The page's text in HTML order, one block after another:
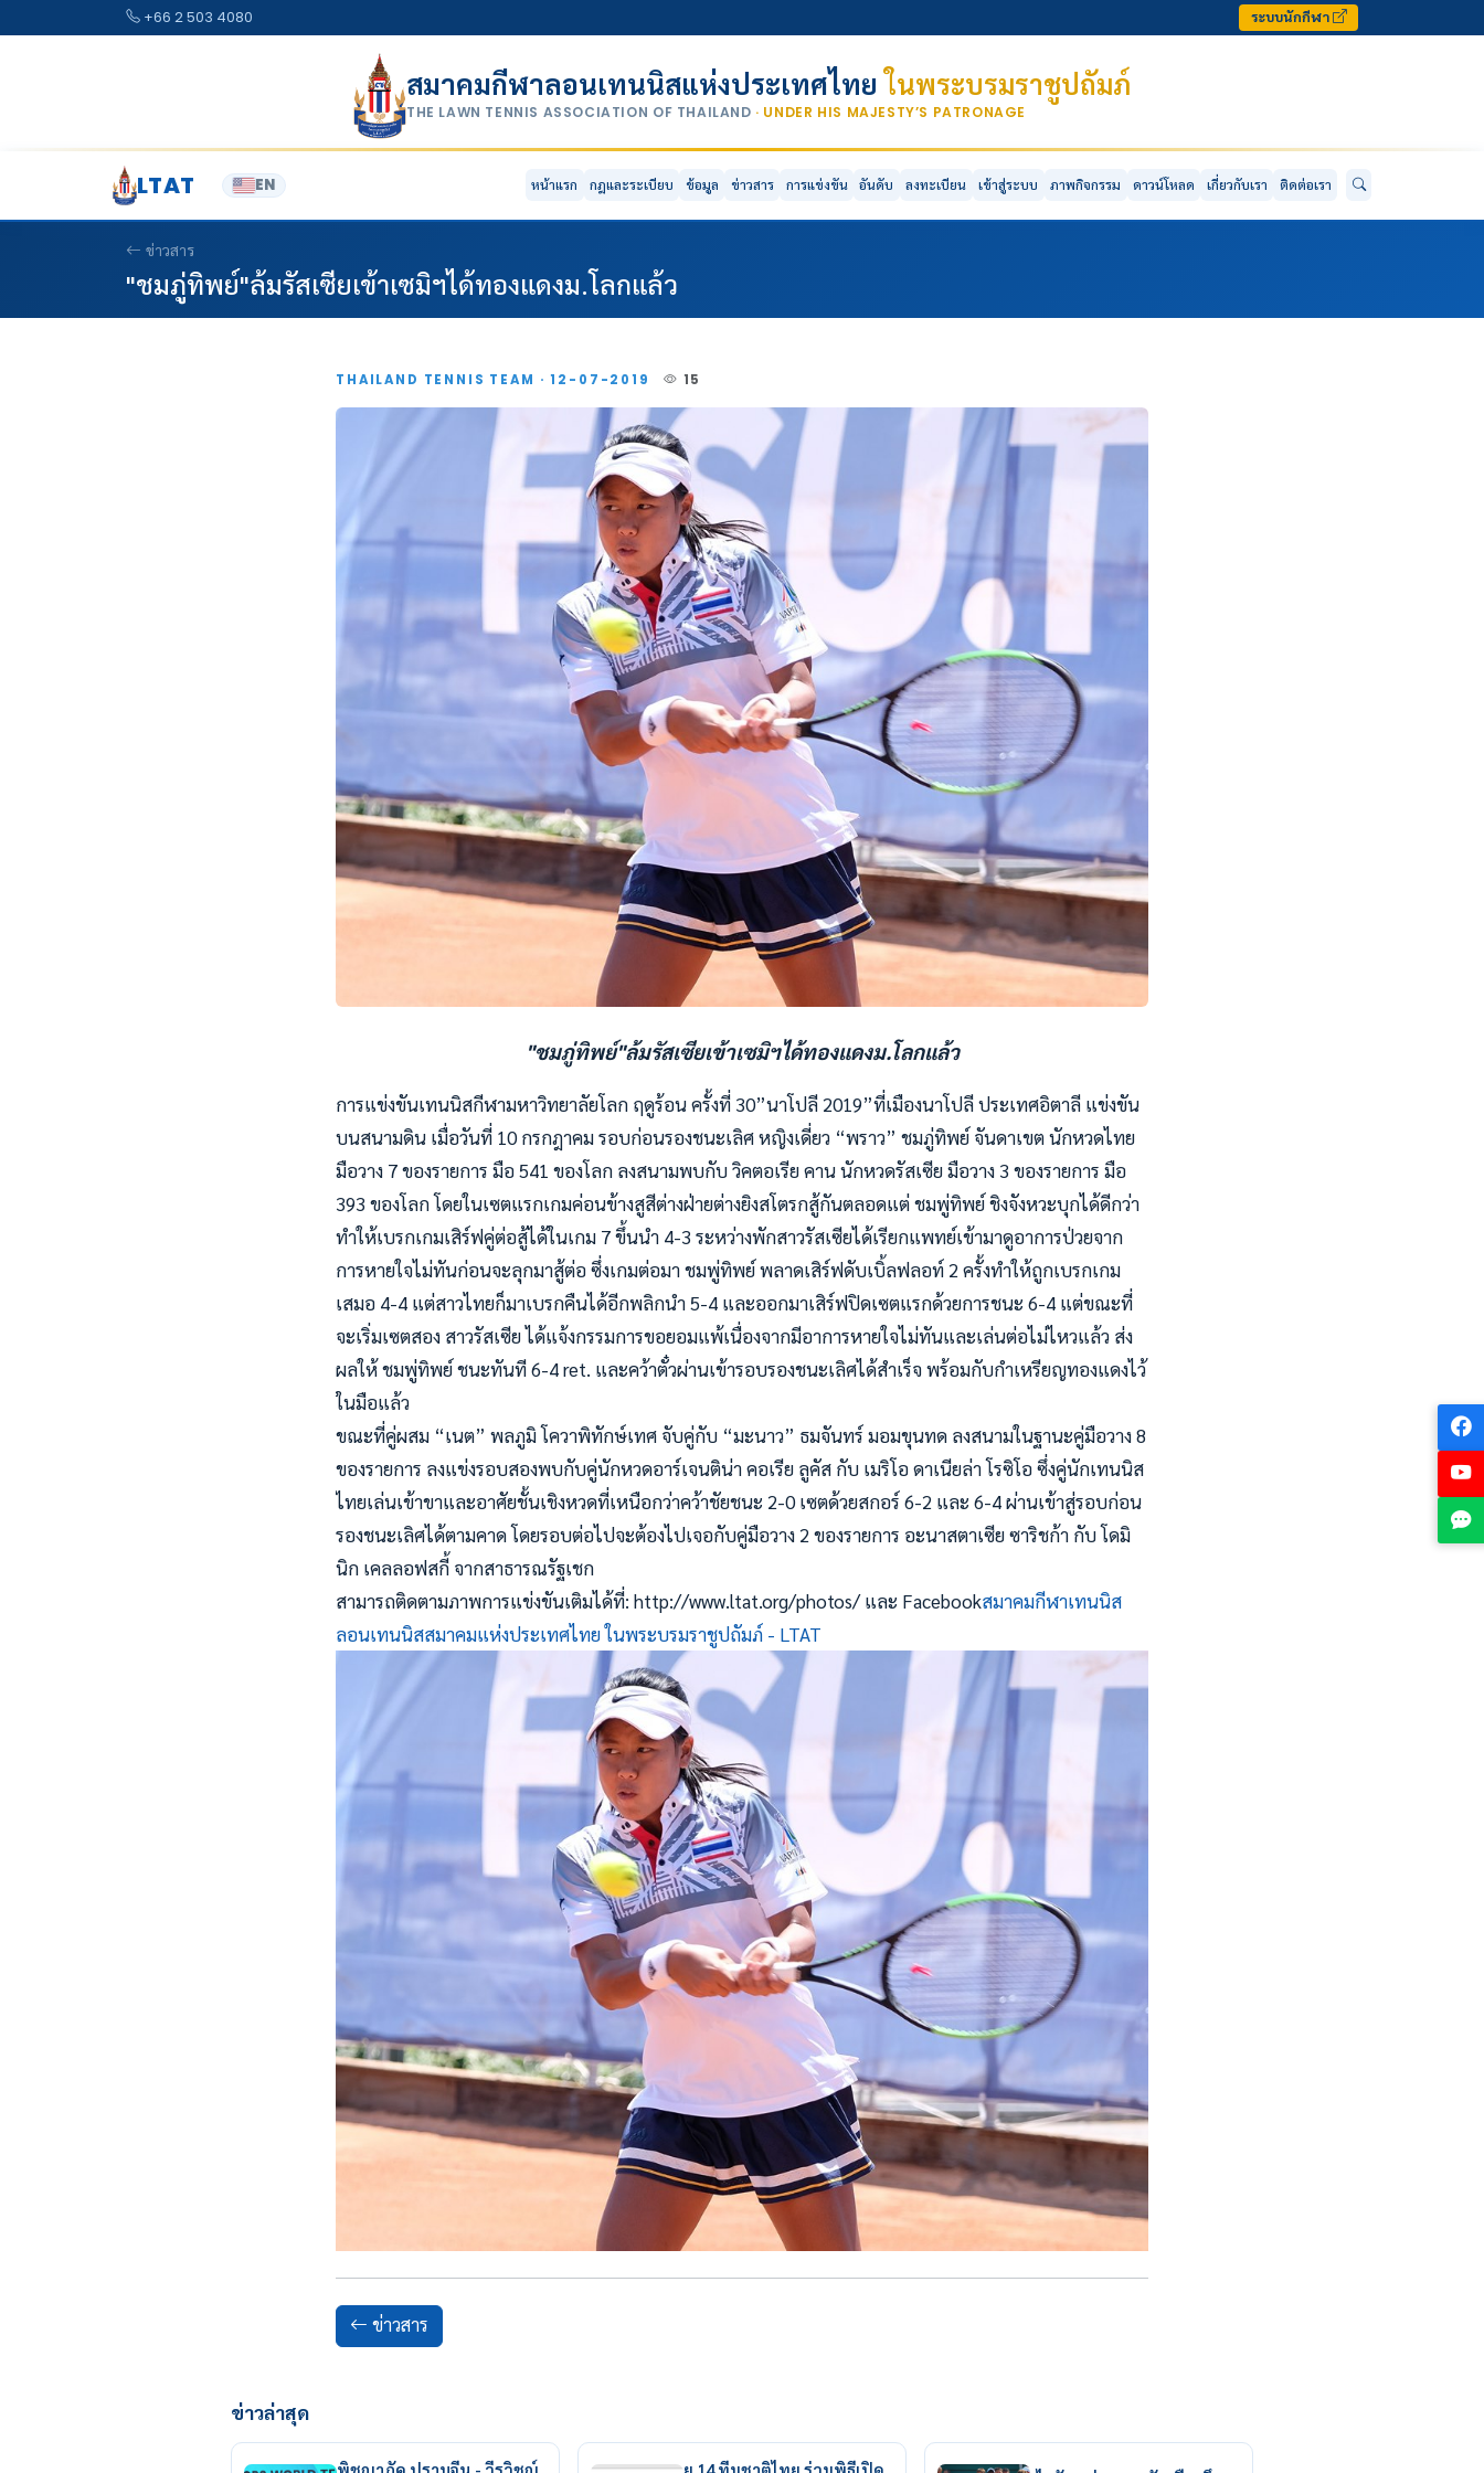
+66 2 503 4080 ระบบนักกีฬา
สมาคมกีฬาลอนเทนนิสแห่งประเทศไทยในพระบรมราชูปถัมภ์
THE LAWN TENNIS ASSOCIATION OF THAILAND · UNDER HIS MAJESTY’S PATRONAGE
LTAT EN หน้าแรก กฎและระเบียบ ข้อมูล ข่าวสาร การแข่งขัน อันดับ ลงทะเบียน เข้าสู่ระบบ ภาพกิจกรรม ดาวน์โหลด เกี่ยวกับเรา ติดต่อเรา
ข่าวสาร
"ชมภู่ทิพย์"ล้มรัสเซียเข้าเซมิฯได้ทองแดงม.โลกแล้ว
THAILAND TENNIS TEAM · 12-07-2019 15
"ชมภู่ทิพย์"ล้มรัสเซียเข้าเซมิฯได้ทองแดงม.โลกแล้ว
การแข่งขันเทนนิสกีฬามหาวิทยาลัยโลก ฤดูร้อน ครั้งที่ 30”นาโปลี 2019”ที่เมืองนาโปลี ประเทศอิตาลี แข่งขัน
บนสนามดิน เมื่อวันที่ 10 กรกฎาคม รอบก่อนรองชนะเลิศ หญิงเดี่ยว “พราว” ชมภู่ทิพย์ จันดาเขต นักหวดไทย
มือวาง 7 ของรายการ มือ 541 ของโลก ลงสนามพบกับ วิคตอเรีย คาน นักหวดรัสเซีย มือวาง 3 ของรายการ มือ
393 ของโลก โดยในเซตแรกเกมค่อนข้างสูสีต่างฝ่ายต่างยิงสโตรกสู้กันตลอดแต่ ชมพู่ทิพย์ ชิงจังหวะบุกได้ดีกว่า
ทำให้เบรกเกมเสิร์ฟคู่ต่อสู้ได้ในเกม 7 ขึ้นนำ 4-3 ระหว่างพักสาวรัสเซียได้เรียกแพทย์เข้ามาดูอาการป่วยจาก
การหายใจไม่ทันก่อนจะลุกมาสู้ต่อ ซึ่งเกมต่อมา ชมพู่ทิพย์ พลาดเสิร์ฟดับเบิ้ลฟลอท์ 2 ครั้งทำให้ถูกเบรกเกม
เสมอ 4-4 แต่สาวไทยก็มาเบรกคืนได้อีกพลิกนำ 5-4 และออกมาเสิร์ฟปิดเซตแรกด้วยการชนะ 6-4 แต่ขณะที่
จะเริ่มเซตสอง สาวรัสเซีย ได้แจ้งกรรมการขอยอมแพ้เนื่องจากมีอาการหายใจไม่ทันและเล่นต่อไม่ไหวแล้ว ส่ง
ผลให้ ชมพู่ทิพย์ ชนะทันที 6-4 ret. และคว้าตั๋วผ่านเข้ารอบรองชนะเลิศได้สำเร็จ พร้อมกับกำเหรียญทองแดงไว้
ในมือแล้ว
ขณะที่คู่ผสม “เนต” พลภูมิ โควาพิทักษ์เทศ จับคู่กับ “มะนาว” ธมจันทร์ มอมขุนทด ลงสนามในฐานะคู่มือวาง 8
ของรายการ ลงแข่งรอบสองพบกับคู่นักหวดอาร์เจนติน่า คอเรีย ลูคัส กับ เมริโอ ดาเนียล่า โรซิโอ ซึ่งคู่นักเทนนิส
ไทยเล่นเข้าขาและอาศัยชั้นเชิงหวดที่เหนือกว่าคว้าชัยชนะ 2-0 เซตด้วยสกอร์ 6-2 และ 6-4 ผ่านเข้าสู่รอบก่อน
รองชนะเลิศได้ตามคาด โดยรอบต่อไปจะต้องไปเจอกับคู่มือวาง 2 ของรายการ อะนาสตาเซีย ซาริชก้า กับ โดมิ
นิก เคลลอฟสกี้ จากสาธารณรัฐเชก
สามารถติดตามภาพการแข่งขันเติมได้ที่: http://www.ltat.org/photos/ และ Facebookสมาคมกีฬาเทนนิส
ลอนเทนนิสสมาคมแห่งประเทศไทย ในพระบรมราชูปถัมภ์ - LTAT
ข่าวสาร
ข่าวล่าสุด